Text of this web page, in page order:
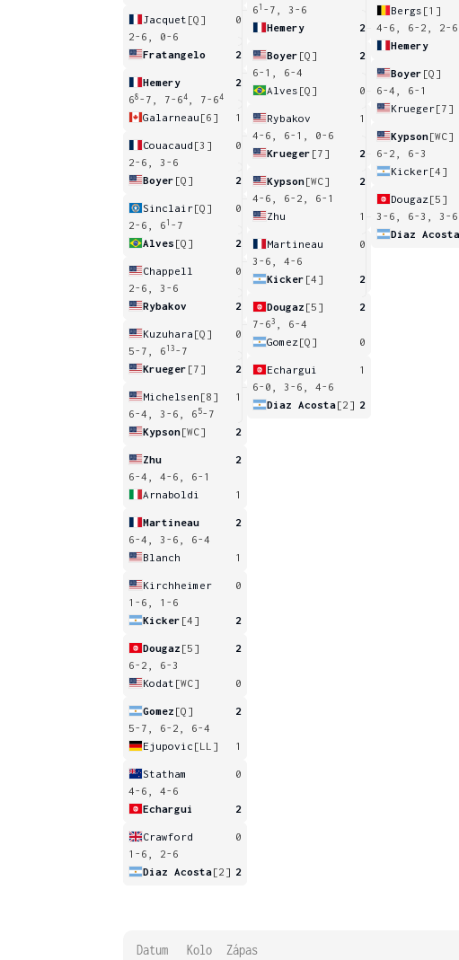
Jacquet [Q]
0
2-6, 0-6
Fratangelo
2
Hemery
2
68 -7, 7-64 , 7-64
Galarneau [6] 1
Couacaud [3]
0
2-6, 3-6
Boyer [Q] 2
Sinclair[Q]
0
2-6, 6 1 -7
Alves [Q] 2
Chappell
0
2-6, 3-6
Rybakov
2
Kuzuhara [Q]
0
5-7, 6 13 -7
Krueger [7] 2
Michelsen [8]
1
6-4, 3-6, 6 5-7
Kypson[WC] 2
Zhu
2
6-4, 4-6, 6-1
Arnaboldi
1
Martineau
2
6-4, 3-6, 6-4
Blanch
1
Kirchheimer
0
1-6, 1-6
Kicker [4] 2
Dougaz [5]
2
6-2, 6-3
Kodat [WC] 0
Gomez [Q]
2
5-7, 6-2, 6-4
Ejupovic [LL] 1
Statham
0
4-6, 4-6
Echargui
2
Crawford
0
1-6, 2-6
Diaz Acosta[2] 2
6 1 -7, 3-6
Hemery
2
Boyer [Q]
2
6-1, 6-4
Alves [Q] 0
Rybakov
1
4-6, 6-1, 0-6
Krueger [7] 2
Kypson[WC]
2
4-6, 6-2, 6-1
Zhu
1
Martineau
0
3-6, 4-6
Kicker [4] 2
Dougaz [5]
2
7-63
, 6-4
Gomez [Q] 0
Echargui
1
6-0, 3-6, 4-6
Diaz Acosta[2] 2
Bergs [1]
4-6, 6-2, 2-6
Hemery
Boyer [Q]
6-4, 6-1
Krueger[7]
Kypson[WC]
6-2, 6-3
Kicker[4]
Dougaz [5]
3-6, 6-3, 3-6
Diaz Acosta
Datum Kolo Zápas